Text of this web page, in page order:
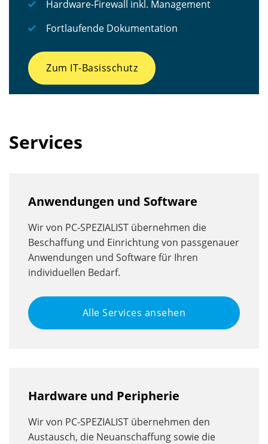
Hardware-Firewall inkl. Management
Fortlaufende Dokumentation
Zum IT-Basisschutz
Services
Anwendungen und Software
Wir von PC-SPEZIALIST übernehmen die
Beschaffung und Einrichtung von passgenauer
Anwendungen und Software für Ihren
individuellen Bedarf.
Alle Services ansehen
Hardware und Peripherie
Wir von PC-SPEZIALIST übernehmen den
Austausch, die Neuanschaffung sowie die